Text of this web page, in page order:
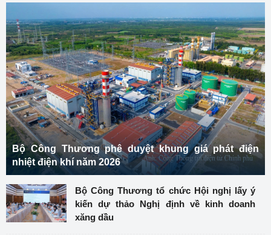
Bộ Công Thương phê duyệt khung giá phát điện
nhiệt điện khí năm 2026
Bộ Công Thương tổ chức Hội nghị lấy ý
kiến dự thảo Nghị định về kinh doanh
xăng dầu